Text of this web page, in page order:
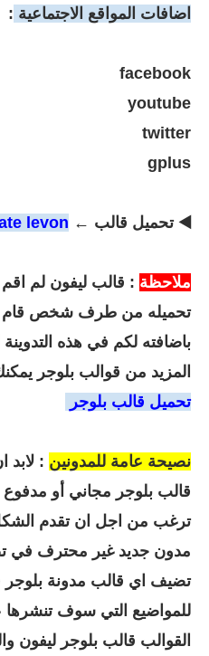
اضافات المواقع الاجتماعية :
facebook
youtube
twitter
gplus
◀️ تحميل قالب ← levon
ملاحظة : قالب ليفون لم
تحميله من طرف شخص قام
باضافته لكم في هذه
المزيد من قوالب بلوجر
تحميل قالب بلوجر
نصيحة عامة للمدونين : لابد
قالب بلوجر مجاني أو
ترغب من اجل ان تقدم
مدون جديد غير محترف في
تضيف اي قالب مدونة
للمواضيع التي سوف تنشرها
القوالب قالب بلوجر